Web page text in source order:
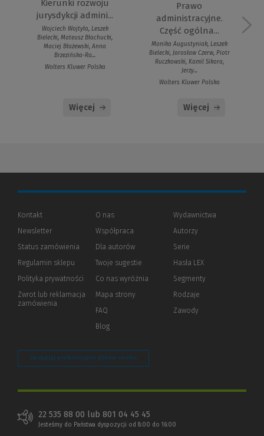
Kierunki rozwoju
jurysdykcji admini...
Wojciech Wojtyła, Leszek
Bielecki, Mateusz Błachucki,
Maciej Błażewski, Anna
Brzezińska-Ra...
Wolters Kluwer Polska
Więcej
Prawo
administracyjne.
Część ogólna...
Monika Augustyniak, Leszek
Bielecki, Jarosław Czerw, Piotr
Ruczkowski, Kamil Sikora,
Jerzy...
Wolters Kluwer Polska
Więcej
Kontakt
Newsletter
Status zamówienia
Regulamin sklepu
Polityka prywatności (Nowe
(Link
innej
Zwrot lub reklamacja
zamówienia
O nas
Współpraca
Dla autorów(Nowe
(Link
innej
Twoje sugestie
Co nas wyróżnia
Mapa strony
FAQ
Blog
Wydawnictwa
Autorzy
Serie
Hasła LEX
Segmenty
Rodzaje
Zawody
Zarządzaj preferencjami plików cookie
22 535 88 00 lub 801 04 45 45
Jesteśmy do Państwa dyspozycji od 8:00 do 16:00